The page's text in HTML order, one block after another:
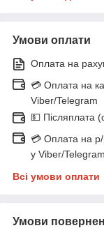
Умови оплати
Оплата на
💳 Оплата на
Viber/Telegram
💵 Післяплата
💳 Оплата на р/
у Viber/Telegram
Всі умови оплати
Умови